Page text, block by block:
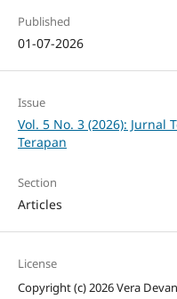
Published
01-07-2026
Issue
Vol. 5 No. 3 (2026):
Terapan
Section
Articles
License
Copyright (c) 2026 Vera